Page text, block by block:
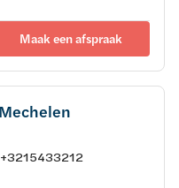
Maak een afspraak
+3215433212